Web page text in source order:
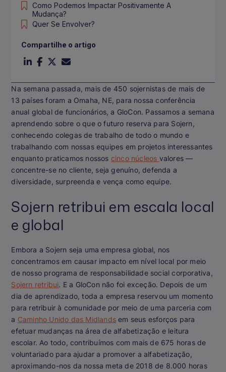
Na semana passada, mais de 450 sojernistas de mais de
13 países foram a Omaha, NE, para nossa conferência
anual global de funcionários, a GloCon. Passamos a semana
aprendendo sobre o que o futuro reserva para Sojern,
conhecendo colegas de trabalho de todo o mundo e
trabalhando com nossas equipes em projetos interessantes
enquanto praticamos nossos cinco núcleos valores —
concentre-se no cliente, seja genuíno, defenda a
diversidade, surpreenda e vença como equipe.
Sojern retribui em escala local
e global
Embora a Sojern seja uma empresa global, nos
concentramos em causar impacto em nível local por meio
de nosso programa de responsabilidade social corporativa,
Sojern retribui. E a GloCon não foi exceção. Depois de um
dia de aprendizado, toda a empresa reservou um momento
para retribuir à comunidade por meio de uma parceria com
a Caminho Unido das Midlands em seus esforços para
efetuar mudanças na área de alfabetização e leitura
escolar. Ao todo, contribuímos com mais de 675 horas de
voluntariado para ajudar a promover a alfabetização,
aproximando-nos da nossa meta de 2018 de 8.000 horas
Como Podemos Impactar Positivamente A
Mudança?
Quer Se Envolver?
Compartilhe o artigo